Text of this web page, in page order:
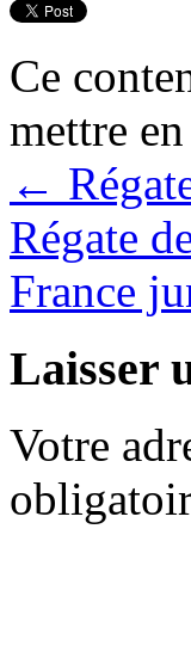
Ce
mettre
←
Régate
France
Laisser
Votre